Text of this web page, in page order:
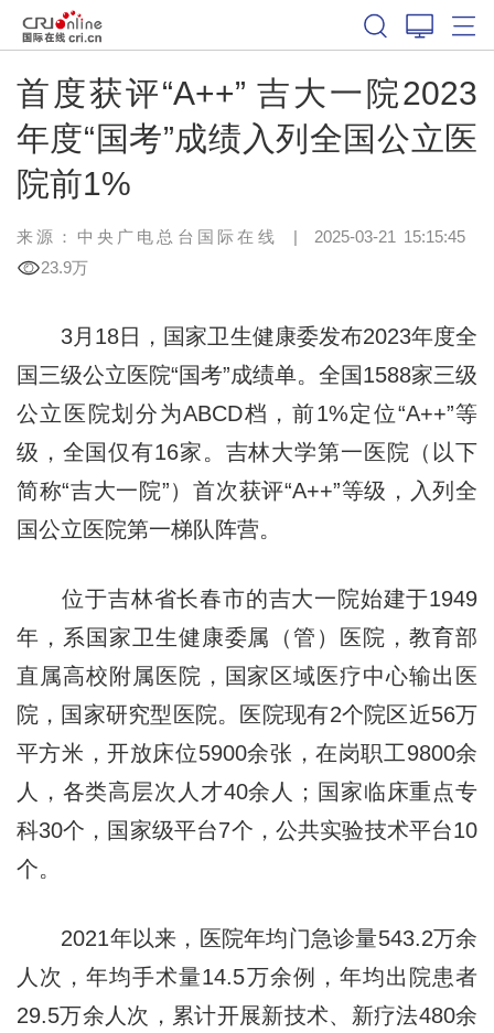
首度获评“A++” 吉大一院2023
年度“国考”成绩入列全国公立医
院前1%
来源：中央广电总台国际在线 | 2025-03-21 15:15:45
23.9万
3月18日，国家卫生健康委发布2023年度全
国三级公立医院“国考”成绩单。全国1588家三级
公立医院划分为ABCD档，前1%定位“A++”等
级，全国仅有16家。吉林大学第一医院（以下
简称“吉大一院”）首次获评“A++”等级，入列全
国公立医院第一梯队阵营。
位于吉林省长春市的吉大一院始建于1949
年，系国家卫生健康委属（管）医院，教育部
直属高校附属医院，国家区域医疗中心输出医
院，国家研究型医院。医院现有2个院区近56万
平方米，开放床位5900余张，在岗职工9800余
人，各类高层次人才40余人；国家临床重点专
科30个，国家级平台7个，公共实验技术平台10
个。
2021年以来，医院年均门急诊量543.2万余
人次，年均手术量14.5万余例，年均出院患者
29.5万余人次，累计开展新技术、新疗法480余